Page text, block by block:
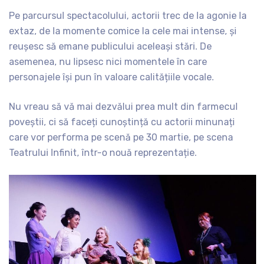
Pe parcursul spectacolului, actorii trec de la agonie la
extaz, de la momente comice la cele mai intense, și
reușesc să emane publicului aceleași stări. De
asemenea, nu lipsesc nici momentele în care
personajele își pun în valoare calitățiile vocale.
Nu vreau să vă mai dezvălui prea mult din farmecul
poveștii, ci să faceți cunoștință cu actorii minunați
care vor performa pe scenă pe 30 martie, pe scena
Teatrului Infinit, într-o nouă reprezentație.